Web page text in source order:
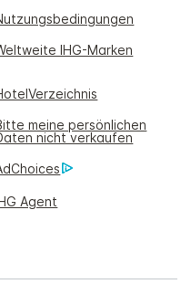
IHG-Marken
meine persönlichen
nicht verkaufen
Agent